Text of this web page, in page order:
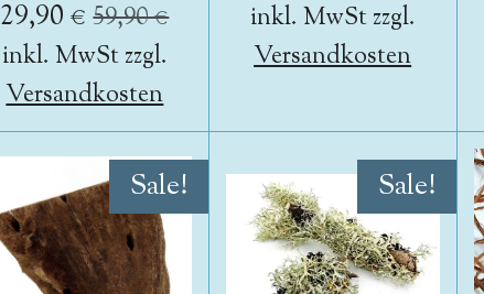
29,90 € 59,90 €
inkl. MwSt zzgl.
Versandkosten
inkl. MwSt zzgl.
Versandkosten
Sale! Sale!